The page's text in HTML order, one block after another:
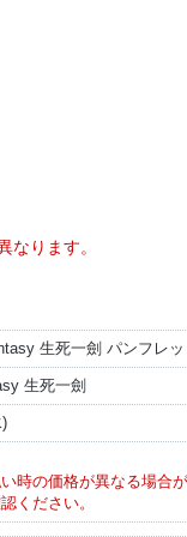
ります。
生死一劍 パンフレ
生死一劍
時の価格が異なる場合
ください。